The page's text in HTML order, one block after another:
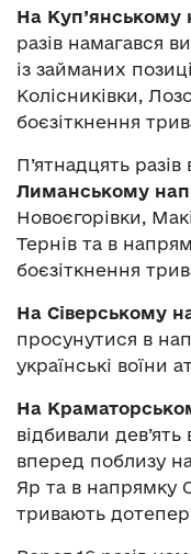
На Куп’янському
разів намагався
із займаних
Колісниківки,
боєзіткнення
П’ятнадцять разів
Лиманському
Новоєгорівки,
Тернів та в
боєзіткнення
На Сіверському
просунутися в
українські воїни
На
відбивали
вперед поблизу
Яр та в напрямку
тривають